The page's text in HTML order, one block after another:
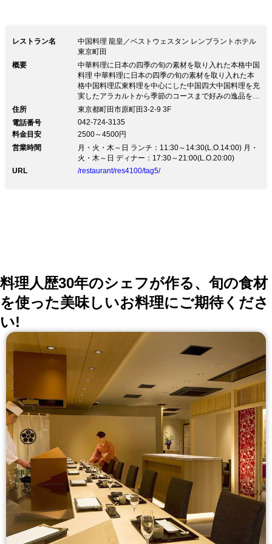
レストラン名
中国料理 龍皇／ベストウェスタン レンブラントホテル
東京町田
概要
中華料理に日本の四季の旬の素材を取り入れた本格中国
料理 中華料理に日本の四季の旬の素材を取り入れた本
格中国料理広東料理を中心にした中国四大中国料理を充
実したアラカルトから季節のコースまで好みの逸品をこ
ころゆくまでご堪能いただけます。奥深きチャイニー
中国料理をお気軽に。少人数から26名様まで個室もご
ざいます。お誕生日やご親族のお集まりにご利用くださ
い。
住所
東京都町田市原町田3-2-9 3F
電話番号
042-724-3135
料金目安
2500～4500円
営業時間
月・火・木～日 ランチ：11:30～14:30(L.O.14:00) 月・
火・木～日 ディナー：17:30～21:00(L.O.20:00)
URL
/restaurant/res4100/tag5/
料理人歴30年のシェフが作る、旬の食材
を使った美味しいお料理にご期待くださ
い!